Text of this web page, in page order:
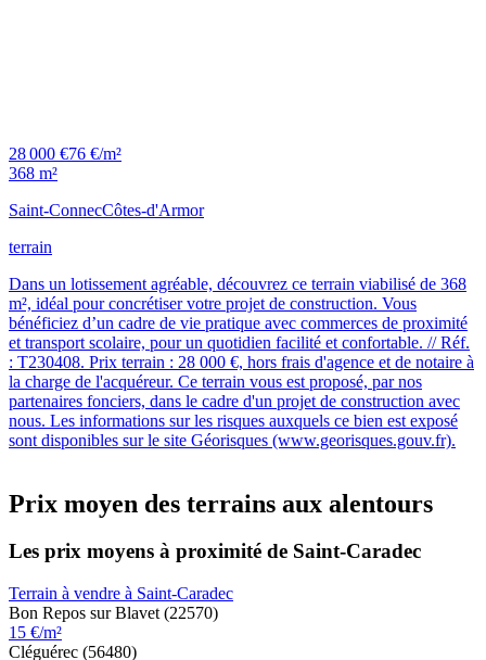
28 000 €76 €/m²
368 m²
Saint-ConnecCôtes-d'Armor
terrain
Dans un lotissement agréable, découvrez ce terrain viabilisé de 368
m², idéal pour concrétiser votre projet de construction. Vous
bénéficiez d’un cadre de vie pratique avec commerces de proximité
et transport scolaire, pour un quotidien facilité et confortable. // Réf.
: T230408. Prix terrain : 28 000 €, hors frais d'agence et de notaire à
la charge de l'acquéreur. Ce terrain vous est proposé, par nos
partenaires fonciers, dans le cadre d'un projet de construction avec
nous. Les informations sur les risques auxquels ce bien est exposé
sont disponibles sur le site Géorisques (www.georisques.gouv.fr).
Prix moyen des terrains aux alentours
Les prix moyens à proximité de Saint-Caradec
Terrain à vendre à Saint-Caradec
Bon Repos sur Blavet (22570)
15 €/m²
Cléguérec (56480)